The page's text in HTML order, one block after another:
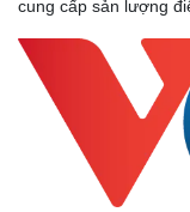
cung cấp sản lượng